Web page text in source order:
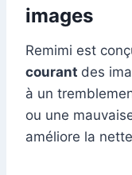
images
Remimi est
courant des
à un
ou une
améliore la